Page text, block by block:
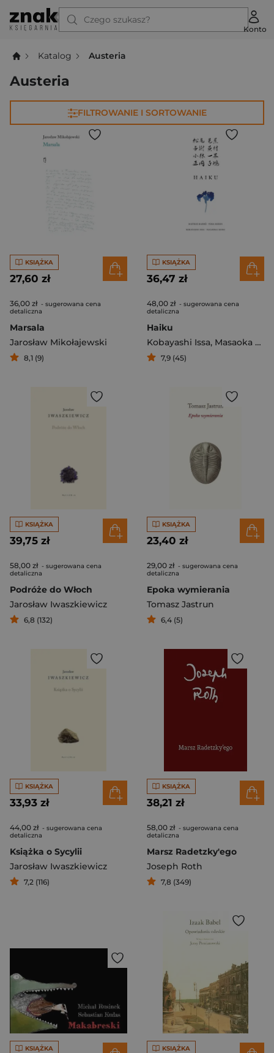
Czego szukasz?
Konto
Katalog Austeria
Austeria
FILTROWANIE I SORTOWANIE
KSIĄŻKA
27,60 zł
36,00 zł - sugerowana cena
detaliczna
Marsala
Jarosław Mikołajewski
8,1 (9)
KSIĄŻKA
36,47 zł
48,00 zł - sugerowana cena
detaliczna
Haiku
Kobayashi Issa, Masaoka Shiki
7,9 (45)
KSIĄŻKA
39,75 zł
58,00 zł - sugerowana cena
detaliczna
Podróże do Włoch
Jarosław Iwaszkiewicz
6,8 (132)
KSIĄŻKA
23,40 zł
29,00 zł - sugerowana cena
detaliczna
Epoka wymierania
Tomasz Jastrun
6,4 (5)
KSIĄŻKA
33,93 zł
44,00 zł - sugerowana cena
detaliczna
Książka o Sycylii
Jarosław Iwaszkiewicz
7,2 (116)
KSIĄŻKA
38,21 zł
58,00 zł - sugerowana cena
detaliczna
Marsz Radetzky'ego
Joseph Roth
7,8 (349)
KSIĄŻKA KSIĄŻKA